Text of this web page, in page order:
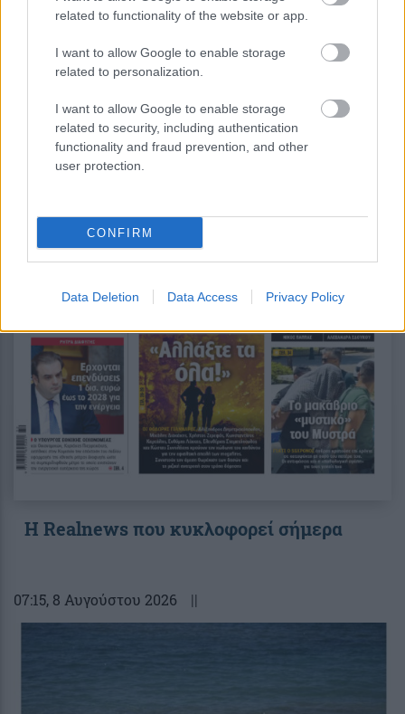
related to functionality of the website or app.
I want to allow Google to enable storage
related to personalization.
I want to allow Google to enable storage
related to security, including authentication
functionality and fraud prevention, and other
user protection.
CONFIRM
Data Deletion Data Access Privacy Policy
Η Realnews που κυκλοφορεί σήμερα
07:15, 8 Αυγούστου 2026 ||